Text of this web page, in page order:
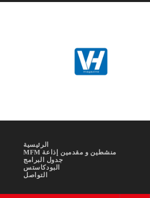
الرئيسية
منشطين و مقدمين إذاعة MFM
جدول البرامج
البودكاستس
التواصل